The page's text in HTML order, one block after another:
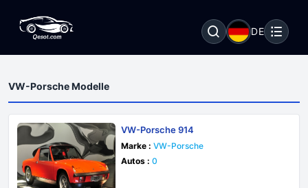
DE
VW-Porsche Modelle
VW-Porsche 914
Marke : VW-Porsche
Autos : 0